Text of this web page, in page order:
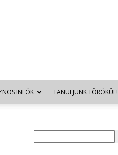
INFÓK TANULJUNK TÖRÖKÜL!